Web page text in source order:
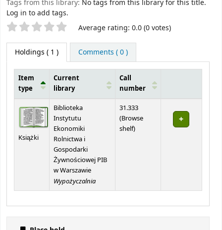
Tags from this library: No tags from this library for this title.
Log in to add tags.
Star ratings Average rating: 0.0 (0 votes)
Holdings ( 1 ) Comments ( 0 )
Item
type
Current
library
Call
number
Książki
Biblioteka
Instytutu
Ekonomiki
Rolnictwa i
Gospodarki
Żywnościowej PIB
w Warszawie
Wypożyczalnia
31.333
(Browse
shelf(Opens below)
)